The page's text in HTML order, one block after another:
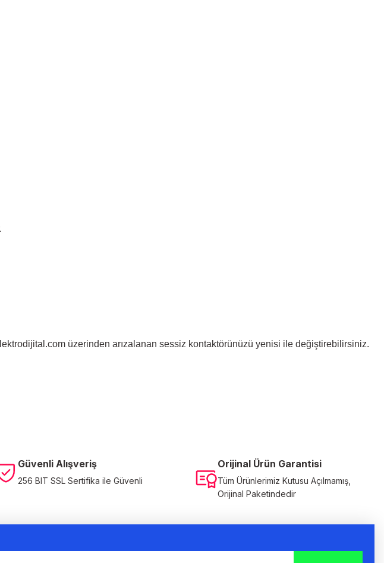
üzerinden arızalanan sessiz kontaktörünüzü yenisi ile değiştirebilirsiniz.
Güvenli Alışveriş
256 BIT SSL Sertifika ile Güvenli
Orijinal Ürün Garantisi
Tüm Ürünlerimiz Kutusu Açılmamış,
Orijinal Paketindedir